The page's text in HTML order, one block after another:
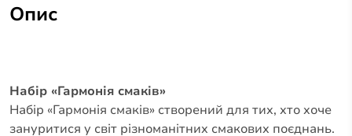
Опис
Набір «Гармонія смаків»
Набір «Гармонія смаків» створений для тих, хто хоче
зануритися у світ різноманітних смакових поєднань.